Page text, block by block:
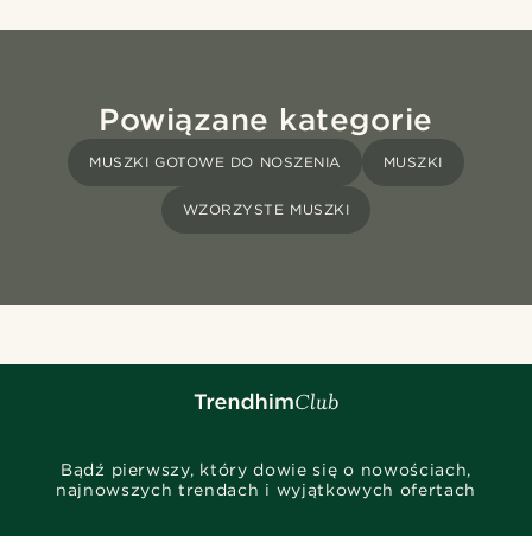
Powiązane kategorie
MUSZKI GOTOWE DO NOSZENIA MUSZKI
WZORZYSTE MUSZKI
Bądź pierwszy, który dowie się o nowościach,
najnowszych trendach i wyjątkowych ofertach